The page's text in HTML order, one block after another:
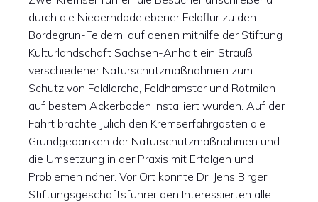
durch die Niederndodelebener Feldflur zu den
Bördegrün-Feldern, auf denen mithilfe der Stiftung
Kulturlandschaft Sachsen-Anhalt ein Strauß
verschiedener Naturschutzmaßnahmen zum
Schutz von Feldlerche, Feldhamster und Rotmilan
auf bestem Ackerboden installiert wurden. Auf der
Fahrt brachte Jülich den Kremserfahrgästen die
Grundgedanken der Naturschutzmaßnahmen und
die Umsetzung in der Praxis mit Erfolgen und
Problemen näher. Vor Ort konnte Dr. Jens Birger,
Stiftungsgeschäftsführer den Interessierten alle